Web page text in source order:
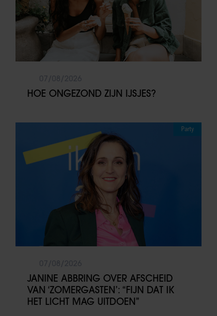
HOE ONGEZOND ZIJN IJSJES?
Party
JANINE ABBRING OVER AFSCHEID
VAN ‘ZOMERGASTEN’: “FIJN DAT IK
HET LICHT MAG UITDOEN”